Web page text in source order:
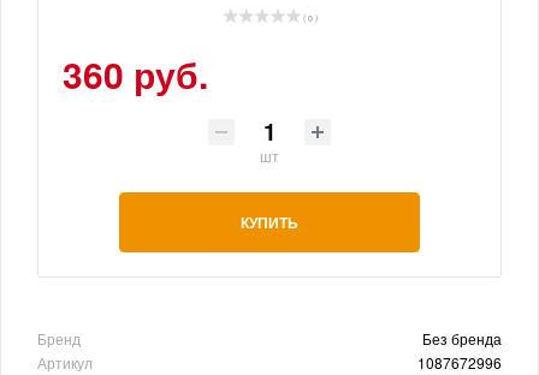
( 0 )
360 руб.
шт
КУПИТЬ
Бренд
Без бренда
Артикул
1087672996